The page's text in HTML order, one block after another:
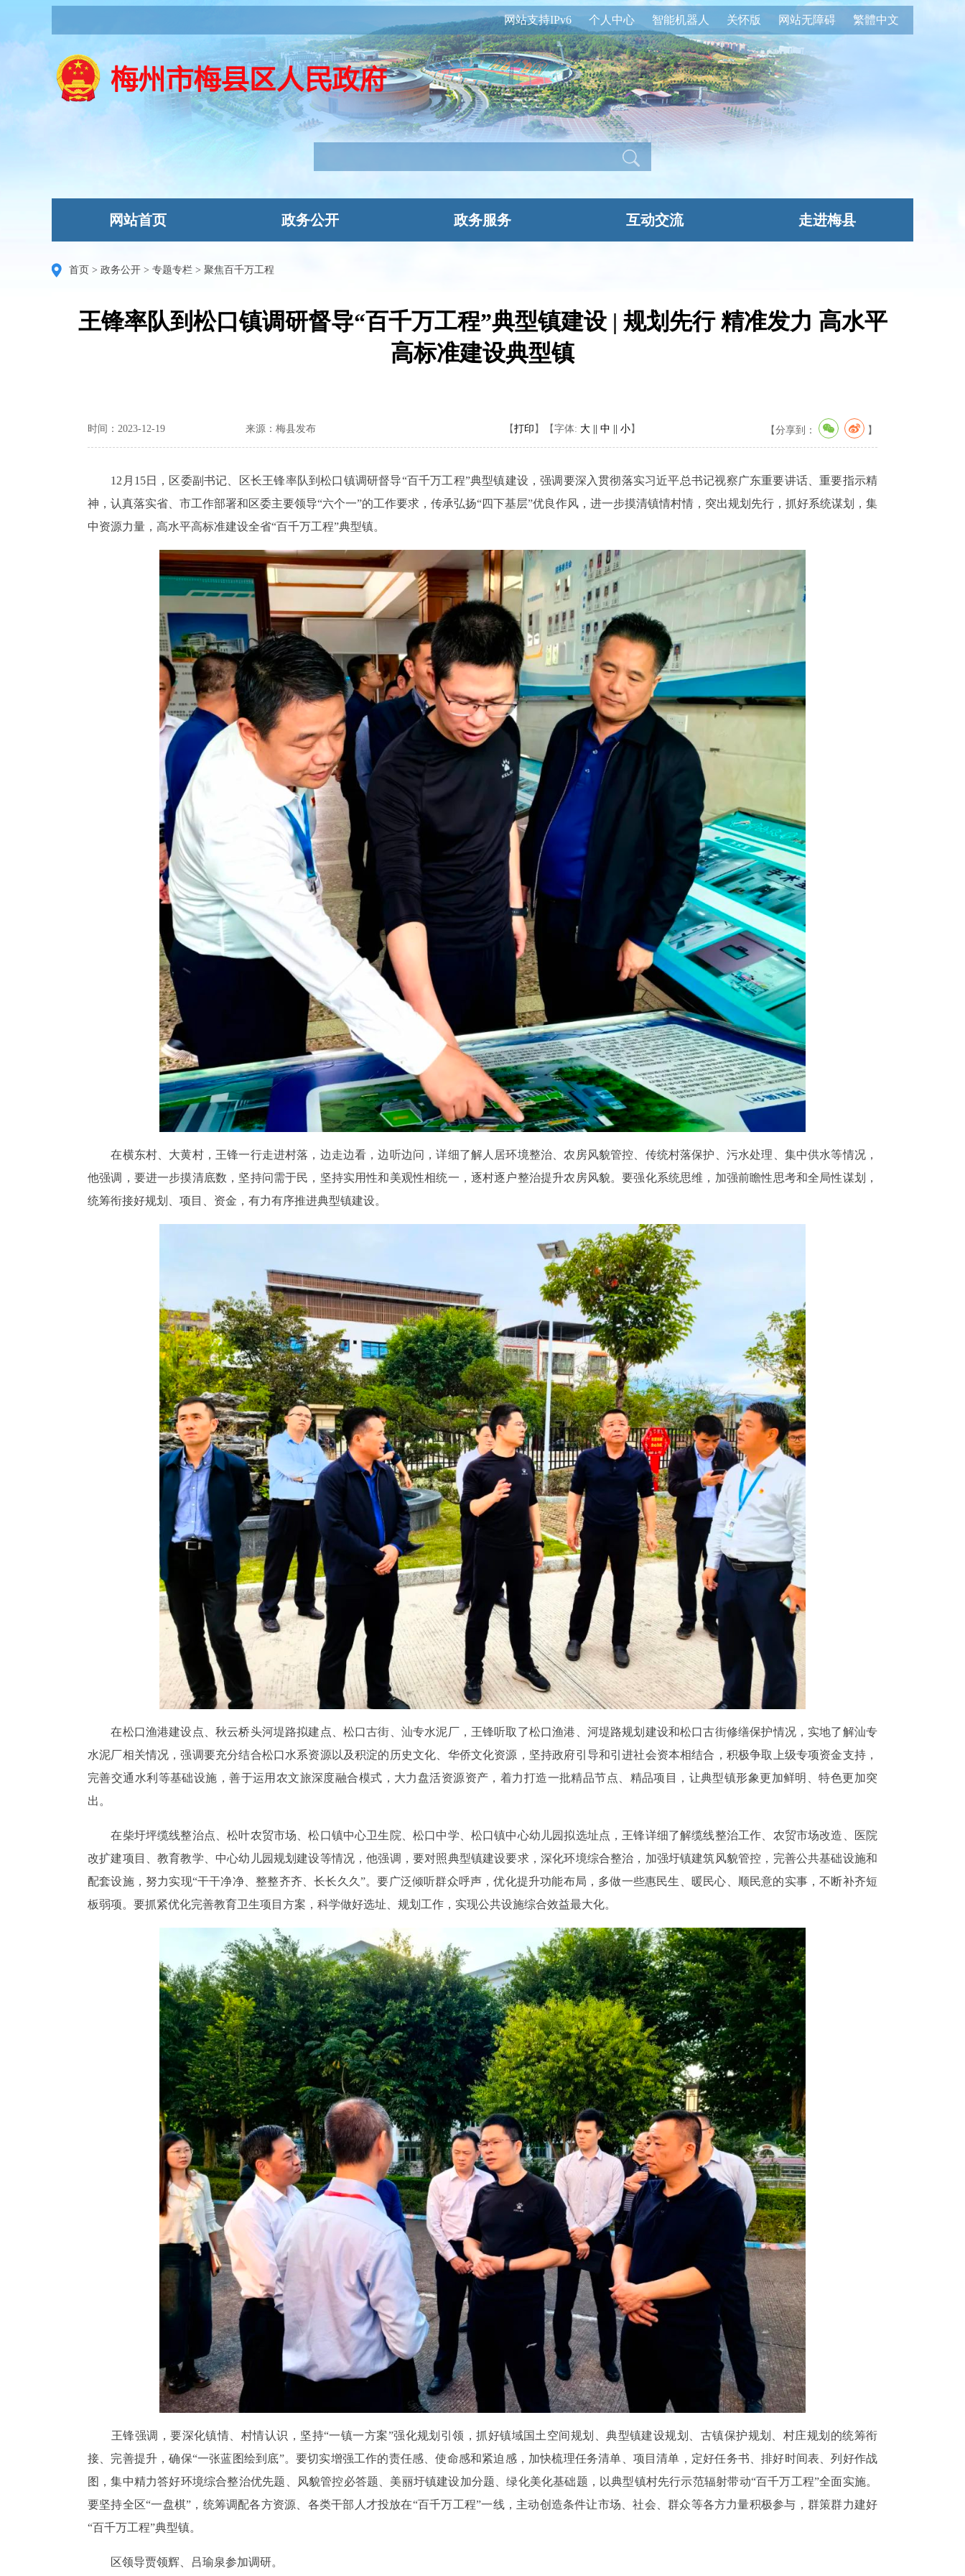
繁體中文
网站无障碍
关怀版
智能机器人
个人中心
网站支持IPv6
网站首页 政务公开 政务服务 互动交流 走进梅县
首页 > 政务公开 > 专题专栏 > 聚焦百千万工程
王锋率队到松口镇调研督导“百千万工程”典型镇建设 | 规划先行 精准发力 高水平
高标准建设典型镇
时间：2023-12-19 来源：梅县发布 【分享到： 】
【字体: 大 || 中 || 小】
【打印 】
12月15日，区委副书记、区长王锋率队到松口镇调研督导“百千万工程”典型镇建设，强调要深入贯彻落实习近平总书记视察广东重要讲话、重要指示精
神，认真落实省、市工作部署和区委主要领导“六个一”的工作要求，传承弘扬“四下基层”优良作风，进一步摸清镇情村情，突出规划先行，抓好系统谋划，集
中资源力量，高水平高标准建设全省“百千万工程”典型镇。
在横东村、大黄村，王锋一行走进村落，边走边看，边听边问，详细了解人居环境整治、农房风貌管控、传统村落保护、污水处理、集中供水等情况，
他强调，要进一步摸清底数，坚持问需于民，坚持实用性和美观性相统一，逐村逐户整治提升农房风貌。要强化系统思维，加强前瞻性思考和全局性谋划，
统筹衔接好规划、项目、资金，有力有序推进典型镇建设。
在松口渔港建设点、秋云桥头河堤路拟建点、松口古街、汕专水泥厂，王锋听取了松口渔港、河堤路规划建设和松口古街修缮保护情况，实地了解汕专
水泥厂相关情况，强调要充分结合松口水系资源以及积淀的历史文化、华侨文化资源，坚持政府引导和引进社会资本相结合，积极争取上级专项资金支持，
完善交通水利等基础设施，善于运用农文旅深度融合模式，大力盘活资源资产，着力打造一批精品节点、精品项目，让典型镇形象更加鲜明、特色更加突
出。
在柴圩坪缆线整治点、松叶农贸市场、松口镇中心卫生院、松口中学、松口镇中心幼儿园拟选址点，王锋详细了解缆线整治工作、农贸市场改造、医院
改扩建项目、教育教学、中心幼儿园规划建设等情况，他强调，要对照典型镇建设要求，深化环境综合整治，加强圩镇建筑风貌管控，完善公共基础设施和
配套设施，努力实现“干干净净、整整齐齐、长长久久”。要广泛倾听群众呼声，优化提升功能布局，多做一些惠民生、暖民心、顺民意的实事，不断补齐短
板弱项。要抓紧优化完善教育卫生项目方案，科学做好选址、规划工作，实现公共设施综合效益最大化。
王锋强调，要深化镇情、村情认识，坚持“一镇一方案”强化规划引领，抓好镇域国土空间规划、典型镇建设规划、古镇保护规划、村庄规划的统筹衔
接、完善提升，确保“一张蓝图绘到底”。要切实增强工作的责任感、使命感和紧迫感，加快梳理任务清单、项目清单，定好任务书、排好时间表、列好作战
图，集中精力答好环境综合整治优先题、风貌管控必答题、美丽圩镇建设加分题、绿化美化基础题，以典型镇村先行示范辐射带动“百千万工程”全面实施。
要坚持全区“一盘棋”，统筹调配各方资源、各类干部人才投放在“百千万工程”一线，主动创造条件让市场、社会、群众等各方力量积极参与，群策群力建好
“百千万工程”典型镇。
区领导贾领辉、吕瑜泉参加调研。